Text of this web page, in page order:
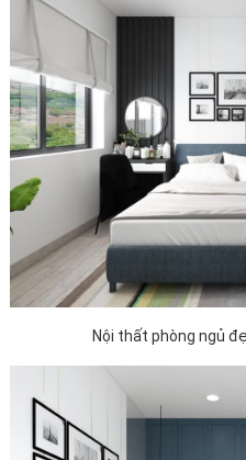
Nội thất phòng ngủ